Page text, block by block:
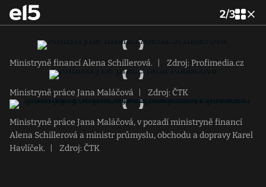
2/3
Ministryně financí Alena Schillerová. Zdroj: Profimedia.cz
Ministryně práce Jana Maláčová Zdroj: ČTK
Ministryně práce Jana Maláčová, v pozadí ministryně financí
Alena Schillerová a ministr průmyslu, obchodu a dopravy Karel
Havlíček.
Zdroj: ČTK